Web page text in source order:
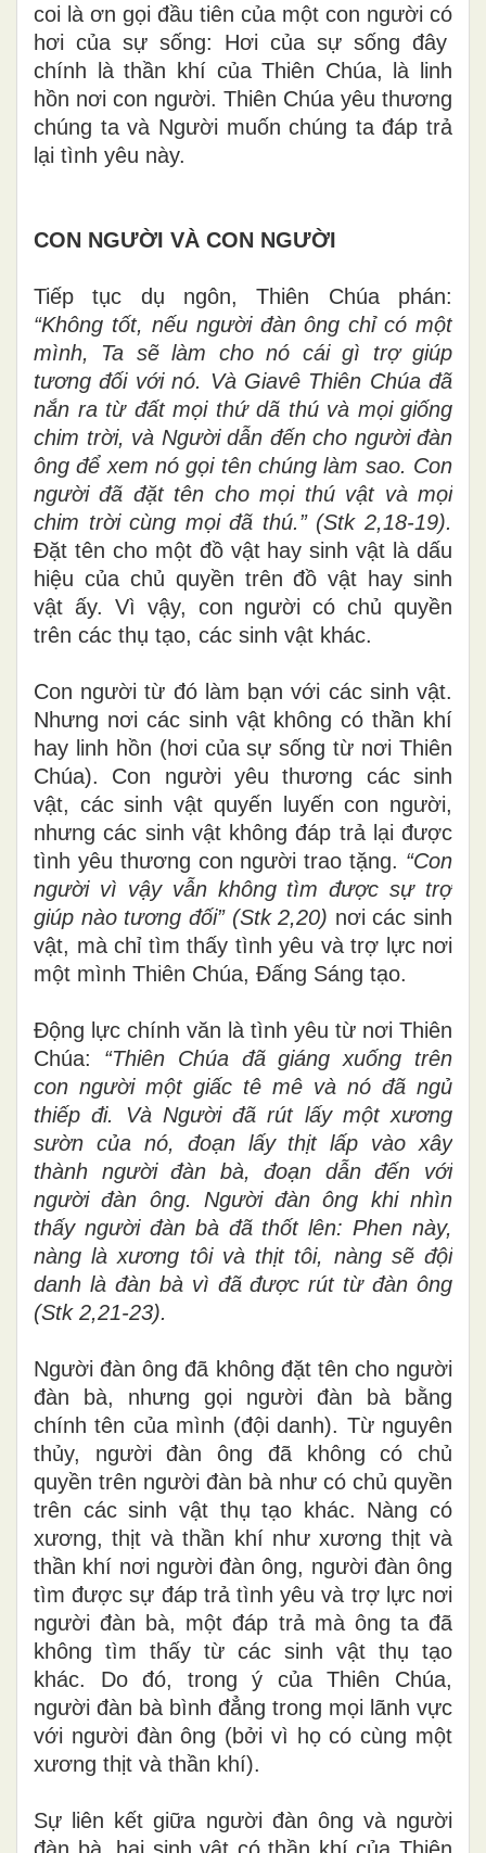
coi là ơn gọi đầu tiên của một con người có
hơi của sự sống: Hơi của sự sống đây
chính là thần khí của Thiên Chúa, là linh
hồn nơi con người. Thiên Chúa yêu thương
chúng tavà Người muốnchúng ta đáp trả
lại tình yêu này.
CON NGƯỜI VÀ CON NGƯỜI
Tiếp tục dụ ngôn, Thiên Chúa phán:
“Không tốt, nếu người đàn ông chỉ có một
mình, Ta sẽ làm cho nó cái gì trợ giúp
tương đối với nó. Và Giavê Thiên Chúa đã
nắn ra từ đất mọi thứ dã thú và mọi giống
chim trời, và Người dẫn đến cho người đàn
ông để xem nó gọi tên chúng làm sao. Con
người đã đặt tên cho mọi thú vật vàmọi
chim trời cùng mọi đã thú.” (Stk 2,18-19).
Đặt tên cho một đồ vật hay sinh vật là dấu
hiệu của chủ quyền trên đồ vật hay sinh
vật ấy. Vì vậy, con người có chủ quyền
trên các thụ tạo, các sinh vật khác.
Con người từ đó làm bạn với các sinh vật.
Nhưng nơi các sinh vật không có thần khí
hay linh hồn (hơi của sự sống từ nơi Thiên
Chúa). Con người yêu thương các sinh
vật, các sinh vật quyến luyến con người,
nhưng các sinh vật không đáp trả lại được
tình yêu thương con người trao tặng. “Con
người vì vậy vẫn không tìm được sự trợ
giúp nào tương đối”(Stk 2,20) nơi các sinh
vật, mà chỉ tìm thấy tình yêu và trợ lực nơi
một mình Thiên Chúa, Đấng Sáng tạo.
Động lực chính văn là tình yêu từ nơi Thiên
Chúa: “ThiênChúa đã giángxuống trên
con người một giấc tê mê và nó đã ngủ
thiếp đi. Và Ngườiđã rút lấy một xương
sườn của nó, đoạn lấythịtlấp vào xây
thành người đàn bà, đoạn dẫn đến với
người đàn ông. Người đàn ông khi nhìn
thấyngười đàn bà đã thốt lên: Phen này,
nànglà xương tôi và thịt tôi, nàng sẽ đội
danh là đàn bà vì đã được rút từ đàn ông
(Stk 2,21-23).
Người đàn ông đã không đặt tên cho người
đàn bà, nhưng gọi người đàn bà bằng
chính tên của mình (đội danh). Từ nguyên
thủy, người đàn ông đã không có chủ
quyền trên người đàn bà như có chủ quyền
trên các sinh vật thụ tạo khác. Nàng có
xương, thịt và thần khí như xương thịt và
thần khí nơi người đàn ông, người đàn ông
tìm được sự đáp trả tình yêu và trợ lực nơi
người đàn bà, một đáp trả mà ông ta đã
không tìm thấy từ các sinh vật thụ tạo
khác. Do đó, trong ý của Thiên Chúa,
người đàn bà bình đẳng trong mọi lãnh vực
với người đàn ông (bởi vì họ có cùng một
xương thịt và thần khí).
Sự liên kết giữa người đàn ông và người
đàn bà, hai sinh vật có thần khí của Thiên